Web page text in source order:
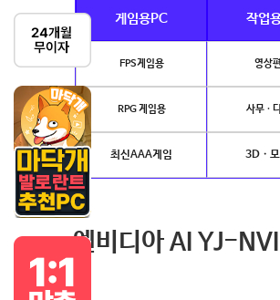
게임용PC 작업
FPS게임용 영상
RPG 게임용 사무 ·
최신AAA게임 3D ·
엔비디아 AI YJ-